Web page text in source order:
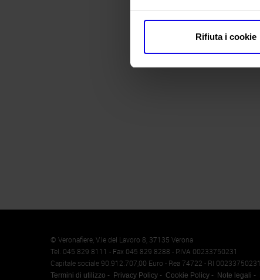
Rifiuta i cookie
Memento
© Veronafiere, V.le del Lavoro 8, 37135 Verona
Tel. 045 829 8111 - Fax 045 829 8288 - P.IVA 00233750231
Capitale sociale 90.912.707,00 Euro - Rea 74722 - RI 00233750231
Termini di utilizzo Privacy Policy Cookie Policy Note legali